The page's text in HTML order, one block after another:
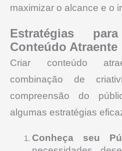
maximizar o alcance e o
Estratégias
Conteúdo Atraente
Criar conteúdo
combinação de
compreensão do
algumas estratégias
Conheça seu